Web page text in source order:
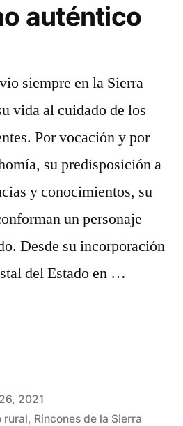
auténtico
siempre en la Sierra
vida al cuidado de los
Por vocación y por
su predisposición a
y conocimientos, su
un personaje
Desde su incorporación
del Estado en …
2021
rural, Rincones de la Sierra